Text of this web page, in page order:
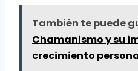
También te puede
Chamanismo y su
crecimiento